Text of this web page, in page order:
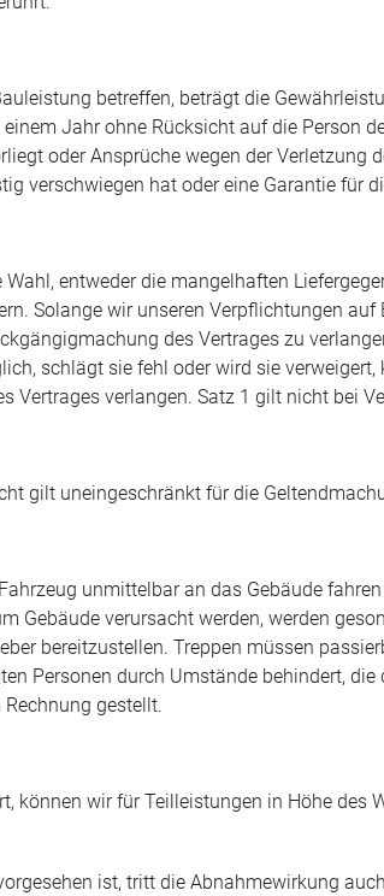
betreffen, beträgt die
Jahr ohne Rücksicht auf die Person
oder Ansprüche wegen der Verletzung
verschwiegen hat oder eine Garantie für
entweder die mangelhaften
Solange wir unseren Verpflichtungen
des Vertrages zu
schlägt sie fehl oder wird sie
Vertrages verlangen. Satz 1 gilt nicht bei
gilt uneingeschränkt für die
unmittelbar an das Gebäude
Gebäude verursacht werden, werden
bereitzustellen. Treppen müssen
Personen durch Umstände behindert,
gestellt.
können wir für Teilleistungen in Höhe des
ist, tritt die Abnahmewirkung